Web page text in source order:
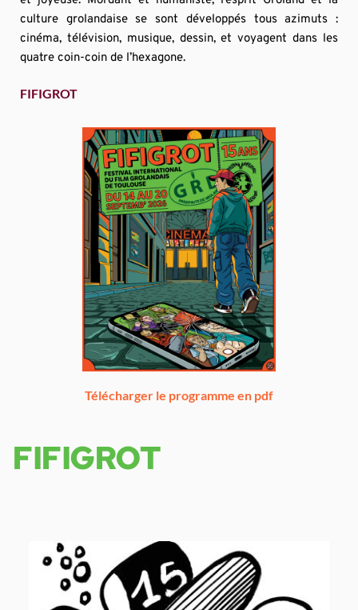
FIFIGROT
culture grolandaise se sont développés tous azimuts :
cinéma, télévision, musique, dessin, et voyagent dans les
quatre coin-coin de l’hexagone.
FIFIGROT
Télécharger le programme en pdf